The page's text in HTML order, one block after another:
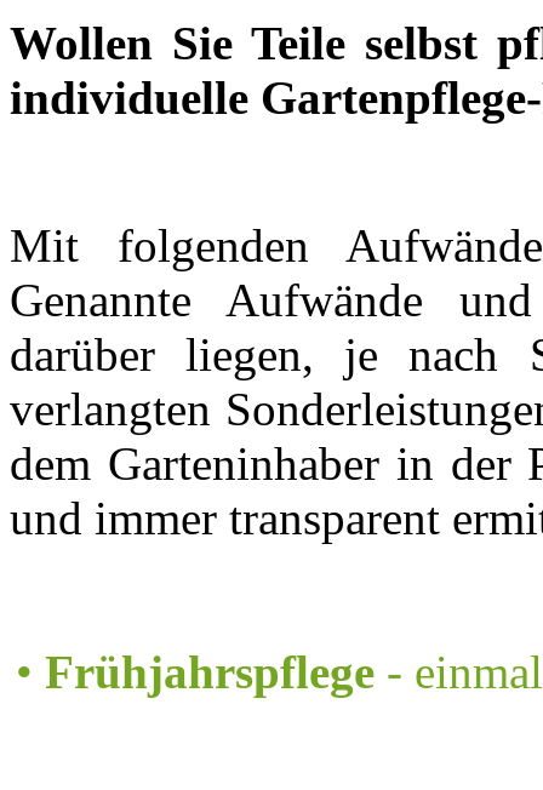
Wollen Sie Teile selbst
individuelle
Mit folgenden
Genannte Aufwände
darüber liegen, je nach
verlangten
dem Garteninhaber in
und immer transparent
• Frühjahrspflege -